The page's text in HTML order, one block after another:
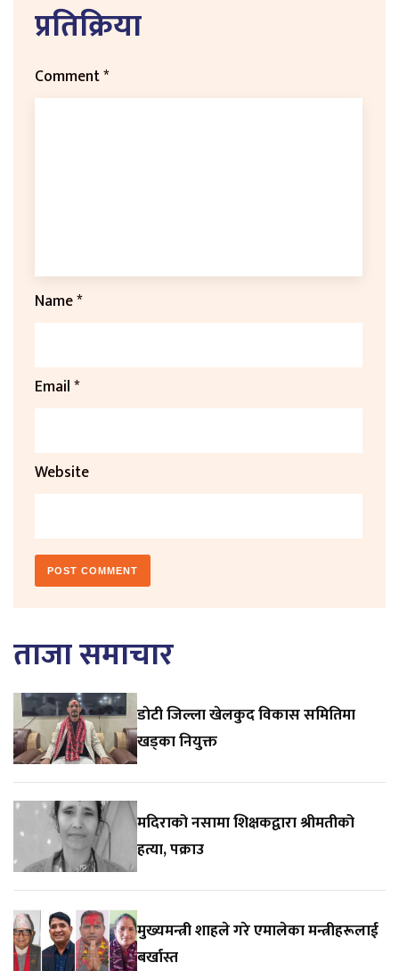
प्रतिक्रिया
Comment*
Name*
Email*
Website
ताजा समाचार
डाेटी जिल्ला खेलकुद विकास समितिमा
खड्का नियुक्त
मदिराको नसामा शिक्षकद्वारा श्रीमतीको
हत्या, पक्राउ
मुख्यमन्त्री शाहले गरे एमालेका मन्त्रीहरूलाई
बर्खास्त